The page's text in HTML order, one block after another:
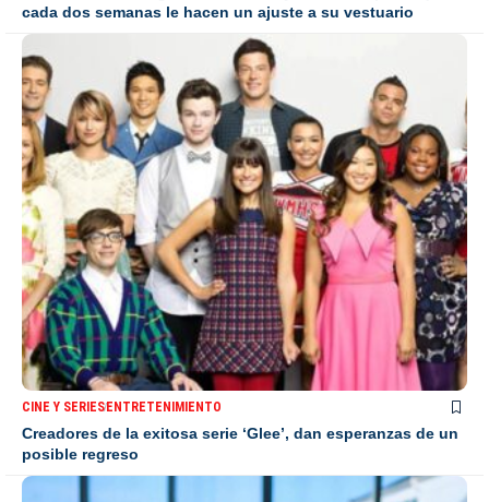
cada dos semanas le hacen un ajuste a su vestuario
CINE Y SERIESENTRETENIMIENTO
Creadores de la exitosa serie ‘Glee’, dan esperanzas de un
posible regreso